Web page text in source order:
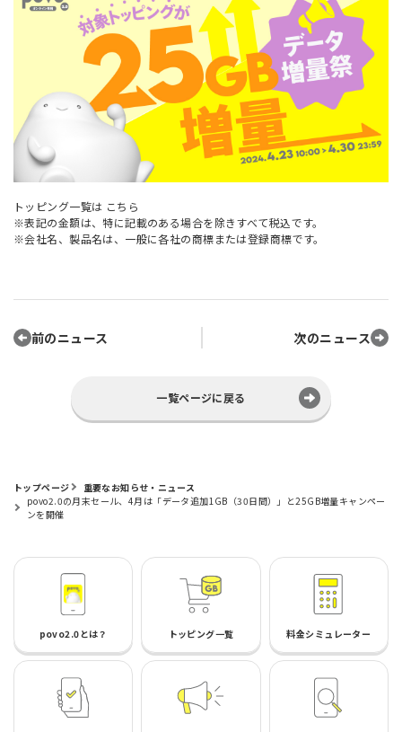
トッピング一覧は こちら
※表記の金額は、特に記載のある場合を除きすべて税込です。
※会社名、製品名は、一般に各社の商標または登録商標です。
前のニュース 次のニュース
一覧ページに戻る
トップページ
重要なお知らせ・ニュース
povo2.0の月末セール、4月は「データ追加1GB（30日間）」と25GB増量キャンペー
ンを開催
povo2.0とは？ トッピング一覧 料金シミュレーター